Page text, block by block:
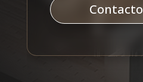
Contacto